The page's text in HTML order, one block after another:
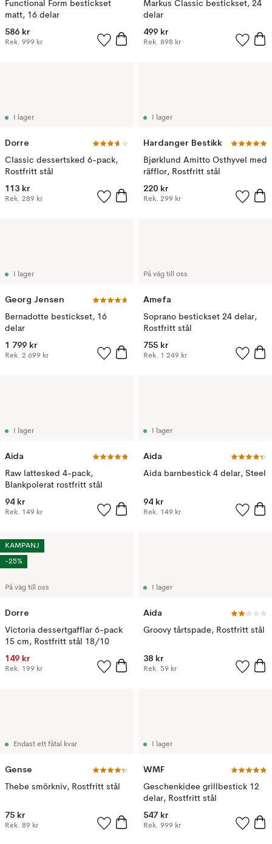
Functional Form bestickset
matt, 16 delar
586 kr
Rek. 999 kr
Markus Classic bestickset, 24
delar
499 kr
Rek. 898 kr
I lager
Dorre
Classic dessertsked 6-pack,
Rostfritt stål
113 kr
Rek. 289 kr
I lager
Hardanger Bestikk
Bjørklund Amitto Osthyvel med
räfflor, Rostfritt stål
220 kr
Rek. 299 kr
I lager
Georg Jensen
Bernadotte bestickset, 16
delar
1 799 kr
Rek. 2 699 kr
På väg till oss
Amefa
Soprano bestickset 24 delar,
Rostfritt stål
755 kr
Rek. 1 249 kr
I lager
Aida
Raw lattesked 4-pack,
Blankpolerat rostfritt stål
94 kr
Rek. 149 kr
I lager
Aida
Aida barnbestick 4 delar, Steel
94 kr
Rek. 149 kr
På väg till oss
Dorre
Victoria dessertgafflar 6-pack
15 cm, Rostfritt stål 18/10
149 kr
Rek. 199 kr
KAMPANJ
-25%
I lager
Aida
Groovy tårtspade, Rostfritt stål
38 kr
Rek. 59 kr
Endast ett fåtal kvar
Gense
Thebe smörkniv, Rostfritt stål
75 kr
Rek. 89 kr
I lager
WMF
Geschenkidee grillbestick 12
delar, Rostfritt stål
547 kr
Rek. 999 kr